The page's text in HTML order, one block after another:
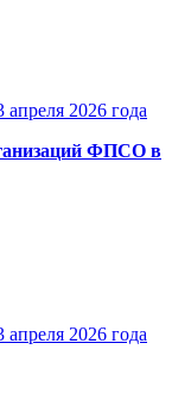
2026 года
ФПСО в
2026 года